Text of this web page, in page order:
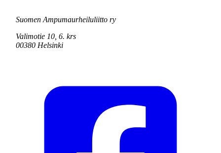
Suomen Ampumaurheiluliitto ry
Valimotie 10, 6. krs
00380 Helsinki